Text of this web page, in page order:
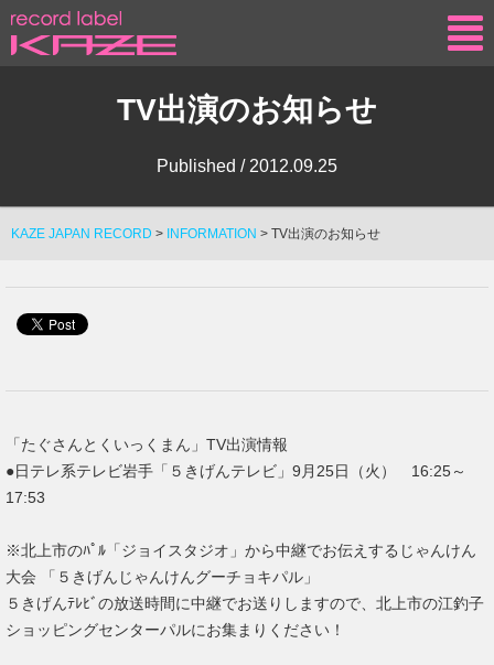
TV出演のお知らせ
Published / 2012.09.25
KAZE JAPAN RECORD > INFORMATION > TV出演のお知らせ
「たぐさんとくいっくまん」TV出演情報
●日テレ系テレビ岩手「５きげんテレビ」9月25日（火） 16:25～
17:53
※北上市のﾊﾟﾙ「ジョイスタジオ」から中継でお伝えするじゃんけん
大会 「５きげんじゃんけんグーチョキパル」
５きげんﾃﾚﾋﾞの放送時間に中継でお送りしますので、北上市の江釣子
ショッピングセンターパルにお集まりください！